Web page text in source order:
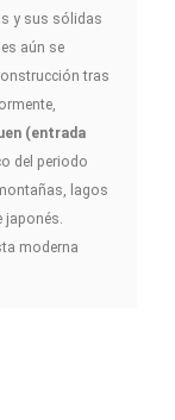
y sus sólidas
aún se
tras
(entrada
del periodo
lagos
japonés.
moderna